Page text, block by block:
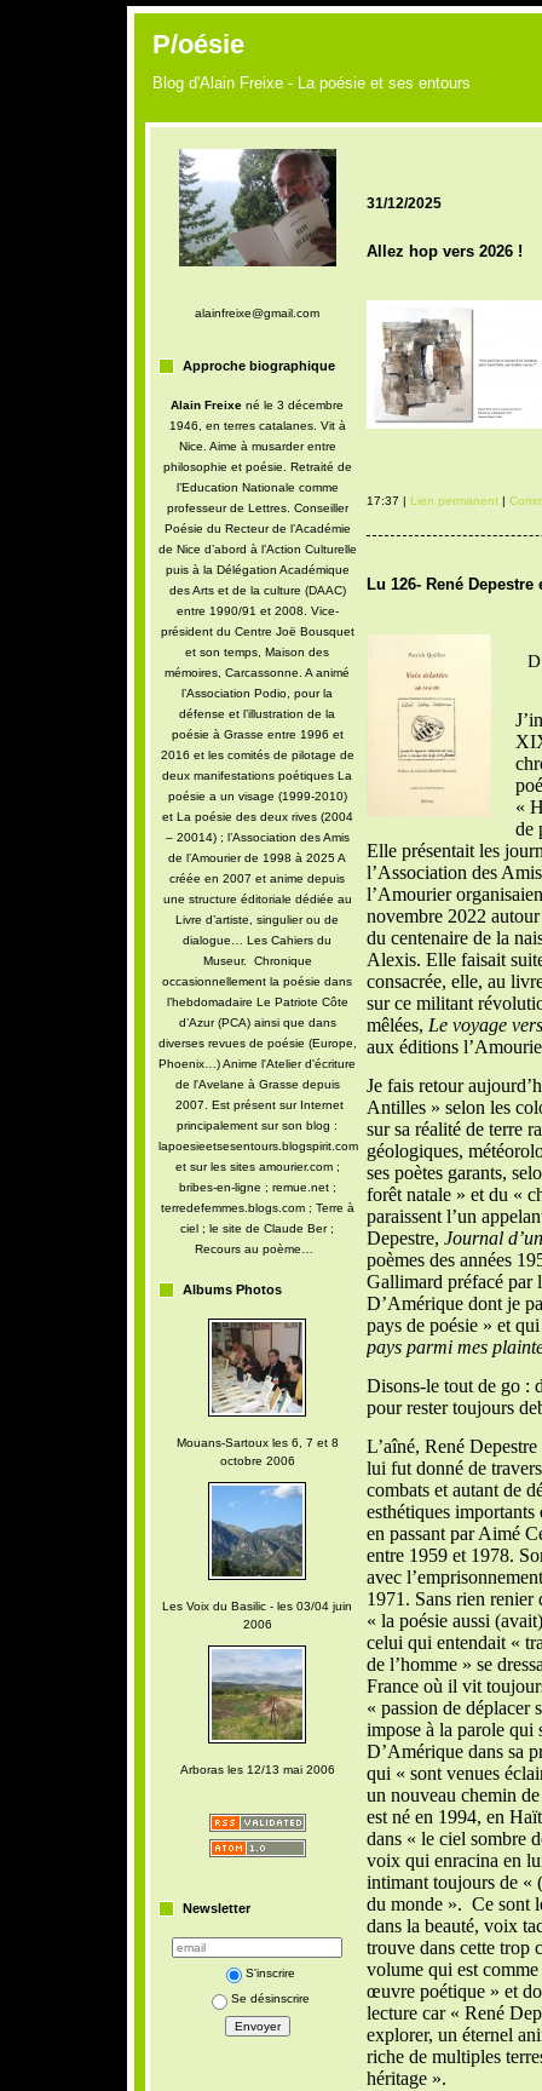
P/oésie
Blog d'Alain Freixe - La poésie et ses entours
alainfreixe@gmail.com
Approche biographique
Alain Freixe né le 3 décembre
1946, en terres catalanes. Vit à
Nice. Aime à musarder entre
philosophie et poésie. Retraité de
l’Education Nationale comme
professeur de Lettres. Conseiller
Poésie du Recteur de l’Académie
de Nice d’abord à l’Action Culturelle
puis à la Délégation Académique
des Arts et de la culture (DAAC)
entre 1990/91 et 2008. Vice-
président du Centre Joë Bousquet
et son temps, Maison des
mémoires, Carcassonne. A animé
l’Association Podio, pour la
défense et l’illustration de la
poésie à Grasse entre 1996 et
2016 et les comités de pilotage de
deux manifestations poétiques La
poésie a un visage (1999-2010)
et La poésie des deux rives (2004
– 20014) ; l’Association des Amis
de l’Amourier de 1998 à 2025 A
créée en 2007 et anime depuis
une structure éditoriale dédiée au
Livre d’artiste, singulier ou de
dialogue… Les Cahiers du
Museur. Chronique
occasionnellement la poésie dans
l’hebdomadaire Le Patriote Côte
d’Azur (PCA) ainsi que dans
diverses revues de poésie (Europe,
Phoenix…) Anime l'Atelier d'écriture
de l'Avelane à Grasse depuis
2007. Est présent sur Internet
principalement sur son blog :
lapoesieetsesentours.blogspirit.com
et sur les sites amourier.com ;
bribes-en-ligne ; remue.net ;
terredefemmes.blogs.com ; Terre à
ciel ; le site de Claude Ber ;
Recours au poème…
Albums Photos
Mouans-Sartoux les 6, 7 et 8
octobre 2006
Les Voix du Basilic - les 03/04 juin
2006
Arboras les 12/13 mai 2006
Newsletter
S'inscrire
Se désinscrire
31/12/2025
Allez hop vers 2026 !
17:37 | Lien permanent|
Lu 126- René
«
de
Elle présentait les
l’Association des
l’Amourier
novembre 2022
du centenaire de la
Alexis. Elle faisait
consacrée, elle, au
sur ce militant
mêlées, Le voyage
aux éditions
Je fais retour
Antilles » selon les
sur sa réalité de terre
géologiques,
ses poètes garants,
forêt natale » et du «
paraissent l’un
Depestre, Journal
poèmes des années
Gallimard préfacé par
D’Amérique dont je
pays de poésie » et
pays parmi mes
Disons-le tout de go :
pour rester toujours
L’aîné, René
lui fut donné de
combats et autant de
esthétiques
en passant par Aimé
entre 1959 et 1978.
avec
1971. Sans rien renier
« la poésie aussi
celui qui entendait «
de l’homme » se
France où il vit
« passion de déplacer
impose à la parole qui
D’Amérique dans sa
qui « sont venues
un nouveau chemin
est né en 1994, en
dans « le ciel sombre
voix qui enracina en
intimant toujours de «
du monde ». Ce sont
dans la beauté, voix
trouve dans cette trop
volume qui est comme
œuvre poétique » et
lecture car « René
explorer, un éternel
riche de multiples
héritage ».